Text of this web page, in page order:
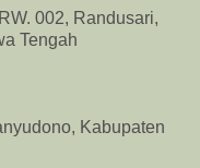
002, Randusari,
Tengah
Kabupaten